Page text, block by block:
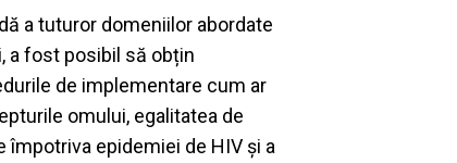
a tuturor domeniilor abordate
a fost posibil să obțin
de implementare cum ar
omului, egalitatea de
epidemiei de HIV și a